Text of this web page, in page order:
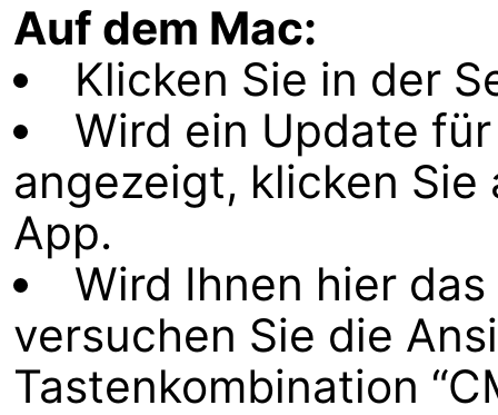
Auf dem Mac:
Klicken Sie in der
Wird ein Update
angezeigt, klicken
App.
Wird Ihnen hier
versuchen Sie die
Tastenkombination